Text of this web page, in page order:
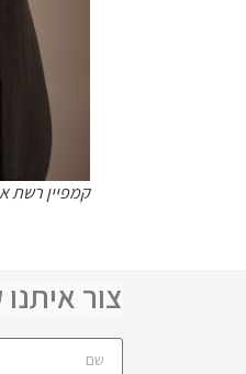
קמפיין רשת
צור